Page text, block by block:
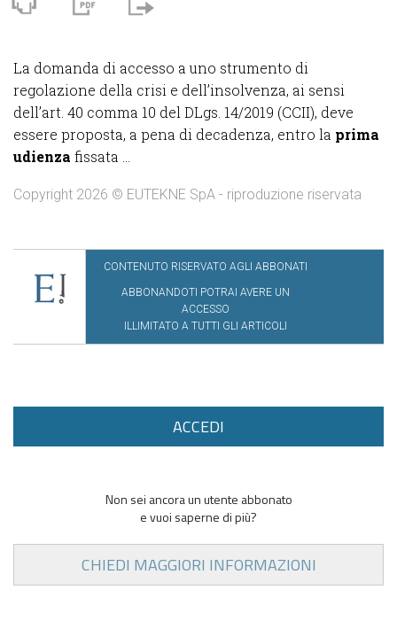
La domanda di accesso a uno strumento di
regolazione della crisi e dell’insolvenza, ai sensi
dell’art. 40 comma 10 del DLgs. 14/2019 (CCII), deve
essere proposta, a pena di decadenza, entro la prima
udienza fissata ...
Copyright 2026 © EUTEKNE SpA - riproduzione riservata
CONTENUTO RISERVATO AGLI ABBONATI
ABBONANDOTI POTRAI AVERE UN
ACCESSO
ILLIMITATO A TUTTI GLI ARTICOLI
ACCEDI
Non sei ancora un utente abbonato
e vuoi saperne di più?
CHIEDI MAGGIORI INFORMAZIONI